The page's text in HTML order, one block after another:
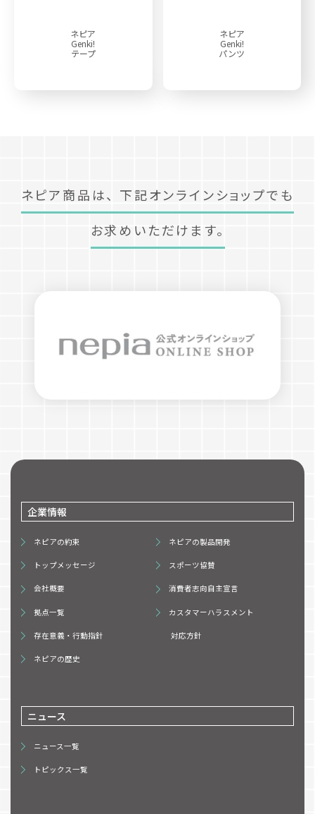
ネピア
Genki!
テープ
ネピア
Genki!
パンツ
ネピア商品は、 下記オンラインショップでも
お求めいただけます。
企業情報
ネピアの約束
トップメッセージ
会社概要
拠点一覧
存在意義・行動指針
ネピアの歴史
ネピアの製品開発
スポーツ協賛
消費者志向自主宣言
カスタマーハラスメント
対応方針
ニュース
ニュース一覧
トピックス一覧